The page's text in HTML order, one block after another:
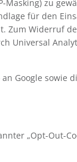
Masking) zu
für den
Zum Widerruf
Universal
Google sowie
„Opt-Out-